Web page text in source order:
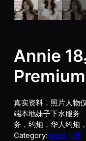
Annie
Premium
真实资料，照片人物
端本地妹子下水服务
务，约炮，华人约炮
Category: local (off)